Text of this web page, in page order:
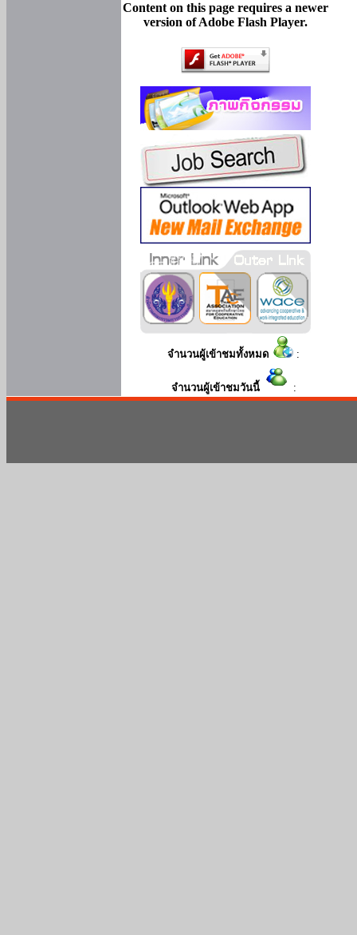
Content on this page requires a newer
version of Adobe Flash Player.
จำนวนผู้เข้าชมทั้งหมด :
จำนวนผู้เข้าชมวันนี้ :